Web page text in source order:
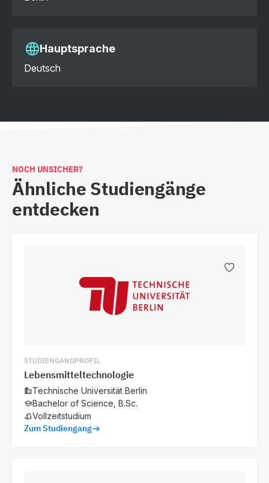
Hauptsprache
Deutsch
NOCH UNSICHER?
Ähnliche Studiengänge
entdecken
STUDIENGANGPROFIL
Lebensmitteltechnologie
Technische Universität Berlin
Bachelor of Science, B.Sc.
Vollzeitstudium
Zum Studiengang